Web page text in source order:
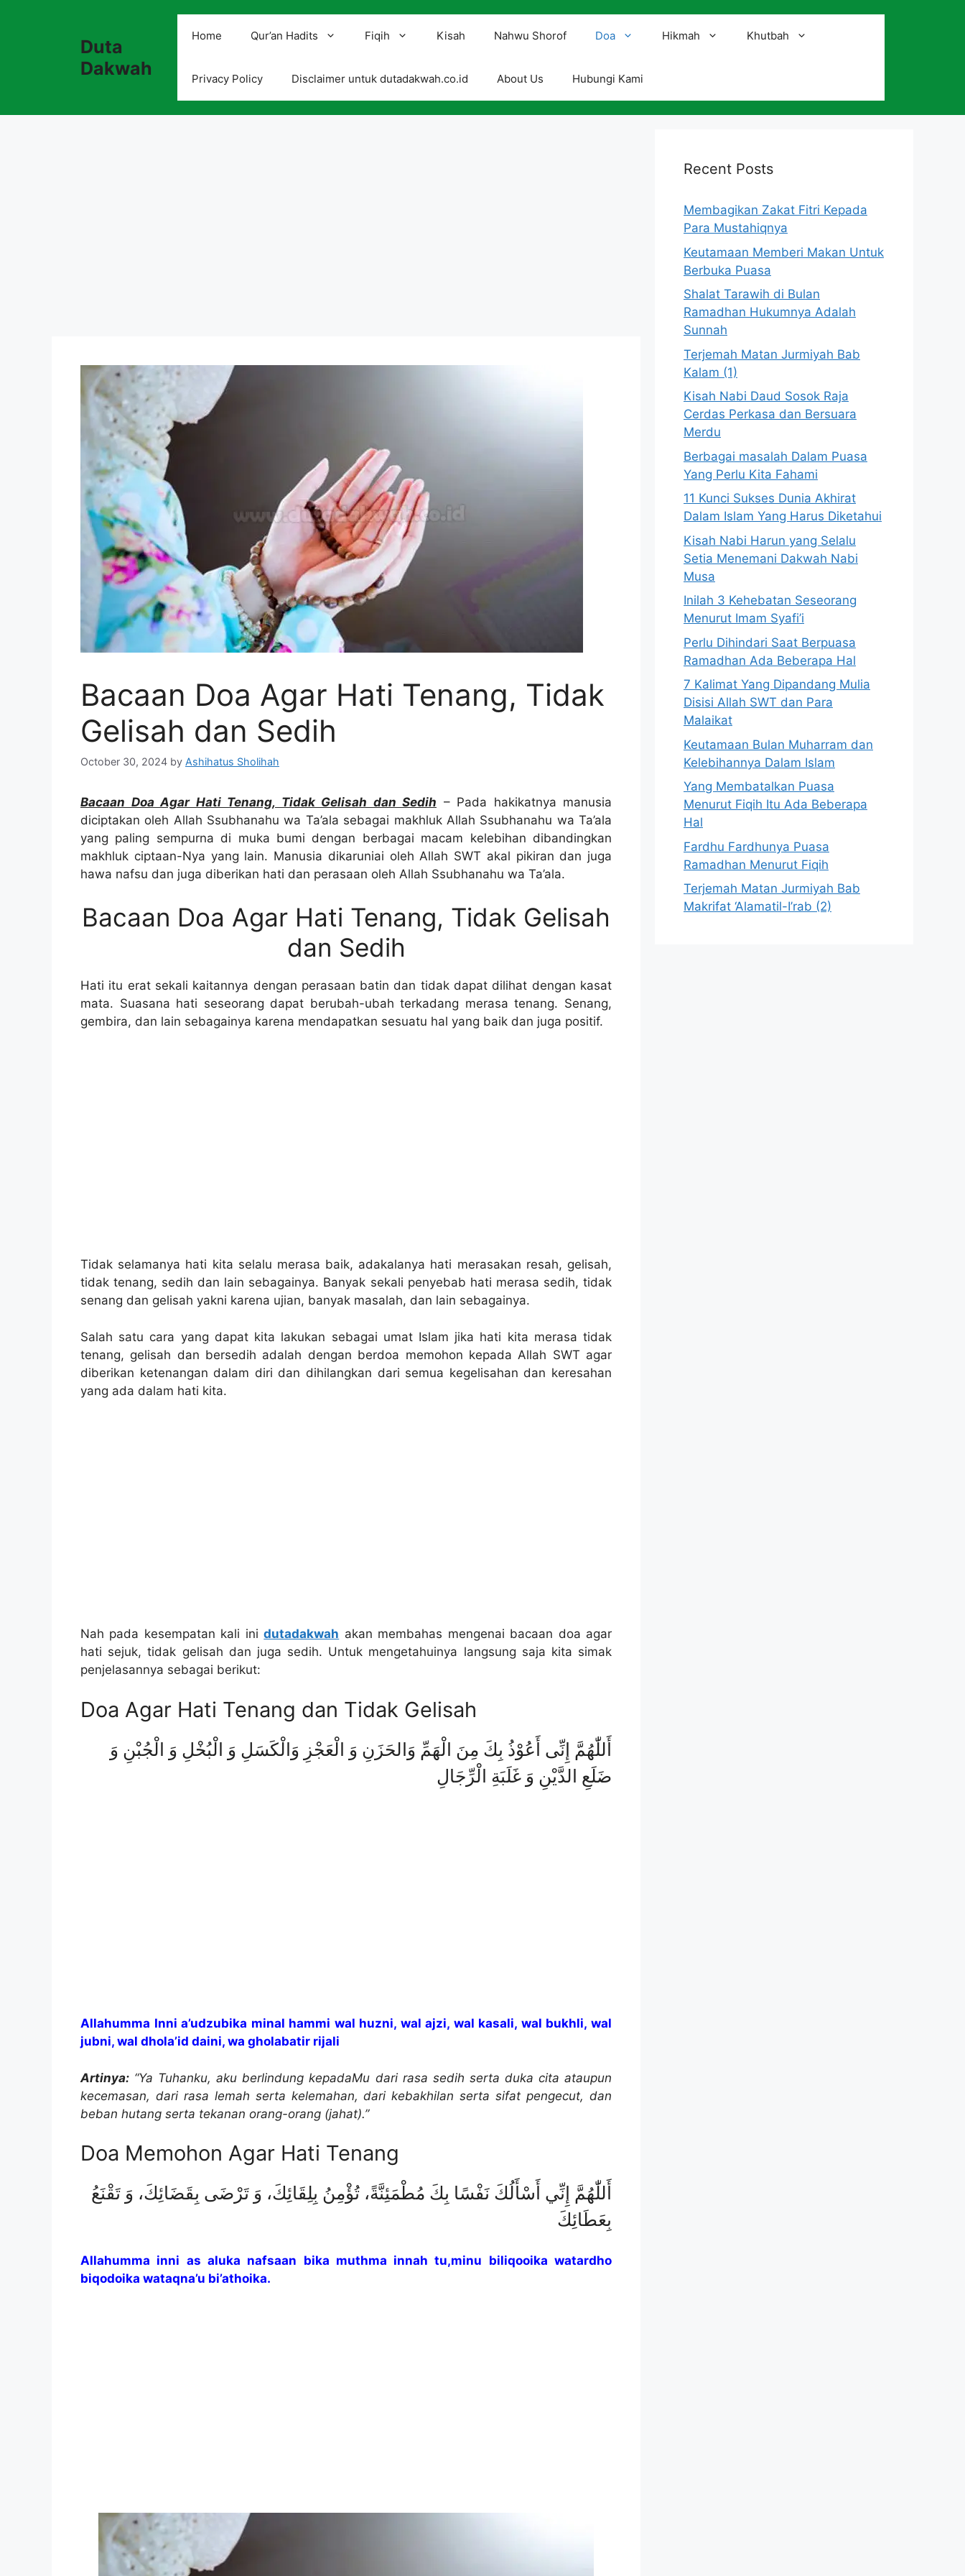
Duta
Dakwah
Home Qur’an Hadits Fiqih Kisah Nahwu Shorof Doa Hikmah Khutbah
Privacy Policy Disclaimer untuk dutadakwah.co.id About Us Hubungi Kami
Bacaan Doa Agar Hati Tenang, Tidak
Gelisah dan Sedih
October 30, 2024 by Ashihatus Sholihah
Bacaan Doa Agar Hati Tenang, Tidak Gelisah dan Sedih – Pada hakikatnya manusia
diciptakan oleh Allah Ssubhanahu wa Ta’ala sebagai makhluk Allah Ssubhanahu wa Ta’ala
yang paling sempurna di muka bumi dengan berbagai macam kelebihan dibandingkan
makhluk ciptaan-Nya yang lain. Manusia dikaruniai oleh Allah SWT akal pikiran dan juga
hawa nafsu dan juga diberikan hati dan perasaan oleh Allah Ssubhanahu wa Ta’ala.
Bacaan Doa Agar Hati Tenang, Tidak Gelisah
dan Sedih
Hati itu erat sekali kaitannya dengan perasaan batin dan tidak dapat dilihat dengan kasat
mata. Suasana hati seseorang dapat berubah-ubah terkadang merasa tenang. Senang,
gembira, dan lain sebagainya karena mendapatkan sesuatu hal yang baik dan juga positif.
Tidak selamanya hati kita selalu merasa baik, adakalanya hati merasakan resah, gelisah,
tidak tenang, sedih dan lain sebagainya. Banyak sekali penyebab hati merasa sedih, tidak
senang dan gelisah yakni karena ujian, banyak masalah, dan lain sebagainya.
Salah satu cara yang dapat kita lakukan sebagai umat Islam jika hati kita merasa tidak
tenang, gelisah dan bersedih adalah dengan berdoa memohon kepada Allah SWT agar
diberikan ketenangan dalam diri dan dihilangkan dari semua kegelisahan dan keresahan
yang ada dalam hati kita.
Nah pada kesempatan kali inidutadakwah akan membahas mengenai bacaan doa agar
hati sejuk, tidak gelisah dan juga sedih. Untuk mengetahuinya langsung saja kita simak
penjelasannya sebagai berikut:
Doa Agar Hati Tenang dan Tidak Gelisah
أَللّٰهُمَّ إِنِّى أَعُوْذُ بِكَ مِنَ الْهَمِّ وَالحَزَنِ وَ الْعَجْزِ وَالْكَسَلِ وَ الْبُخْلِ وَ الْجُبْنِ وَ
ضَلَعِ الدَّيْنِ وَ غَلَبَةِ الْرِّجَالِ
Allahumma Inni a’udzubika minal hammi wal huzni, wal ajzi, wal kasali, wal bukhli, wal
jubni, wal dhola’id daini, wa gholabatir rijali
Artinya: “Ya Tuhanku, aku berlindung kepadaMu dari rasa sedih serta duka cita ataupun
kecemasan, dari rasa lemah serta kelemahan, dari kebakhilan serta sifat pengecut, dan
beban hutang serta tekanan orang-orang (jahat).”
Doa Memohon Agar Hati Tenang
أَللّٰهُمَّ إِنِّي أَسْأَلُكَ نَفْسًا بِكَ مُطْمَئِنَّةً، تُؤْمِنُ بِلِقَائِكَ، وَ تَرْضَى بِقَضَائِكَ، وَ تَقْنَعُ
بِعَطَائِكَ
Allahumma inni as aluka nafsaan bika muthma innah tu,minu biliqooika watardho
biqodoika wataqna’u bi’athoika.
Recent Posts
Membagikan Zakat Fitri Kepada
Para Mustahiqnya
Keutamaan Memberi Makan Untuk
Berbuka Puasa
Shalat Tarawih di Bulan
Ramadhan Hukumnya Adalah
Sunnah
Terjemah Matan Jurmiyah Bab
Kalam (1)
Kisah Nabi Daud Sosok Raja
Cerdas Perkasa dan Bersuara
Merdu
Berbagai masalah Dalam Puasa
Yang Perlu Kita Fahami
11 Kunci Sukses Dunia Akhirat
Dalam Islam Yang Harus Diketahui
Kisah Nabi Harun yang Selalu
Setia Menemani Dakwah Nabi
Musa
Inilah 3 Kehebatan Seseorang
Menurut Imam Syafi’i
Perlu Dihindari Saat Berpuasa
Ramadhan Ada Beberapa Hal
7 Kalimat Yang Dipandang Mulia
Disisi Allah SWT dan Para
Malaikat
Keutamaan Bulan Muharram dan
Kelebihannya Dalam Islam
Yang Membatalkan Puasa
Menurut Fiqih Itu Ada Beberapa
Hal
Fardhu Fardhunya Puasa
Ramadhan Menurut Fiqih
Terjemah Matan Jurmiyah Bab
Makrifat ‘Alamatil-I’rab (2)